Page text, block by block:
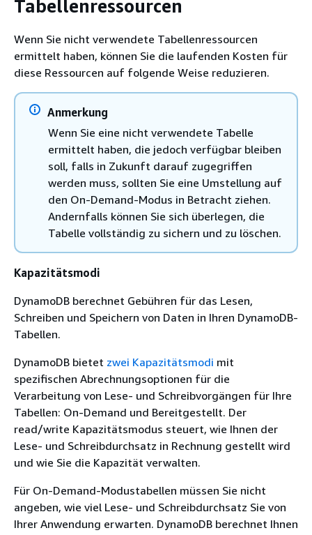
Tabellenressourcen
Wenn Sie nicht verwendete Tabellenressourcen
ermittelt haben, können Sie die laufenden Kosten für
diese Ressourcen auf folgende Weise reduzieren.
Anmerkung
Wenn Sie eine nicht verwendete Tabelle
ermittelt haben, die jedoch verfügbar bleiben
soll, falls in Zukunft darauf zugegriffen
werden muss, sollten Sie eine Umstellung auf
den On-Demand-Modus in Betracht ziehen.
Andernfalls können Sie sich überlegen, die
Tabelle vollständig zu sichern und zu löschen.
Kapazitätsmodi
DynamoDB berechnet Gebühren für das Lesen,
Schreiben und Speichern von Daten in Ihren DynamoDB-
Tabellen.
DynamoDB bietet zwei Kapazitätsmodi mit
spezifischen Abrechnungsoptionen für die
Verarbeitung von Lese- und Schreibvorgängen für Ihre
Tabellen: On-Demand und Bereitgestellt. Der
read/write Kapazitätsmodus steuert, wie Ihnen der
Lese- und Schreibdurchsatz in Rechnung gestellt wird
und wie Sie die Kapazität verwalten.
Für On-Demand-Modustabellen müssen Sie nicht
angeben, wie viel Lese- und Schreibdurchsatz Sie von
Ihrer Anwendung erwarten. DynamoDB berechnet Ihnen